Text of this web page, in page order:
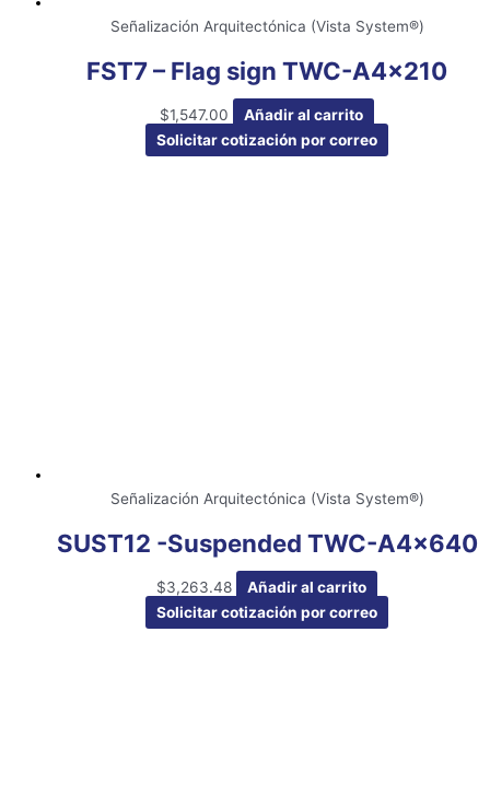
Señalización Arquitectónica (Vista System®)
FST7 – Flag sign TWC-A4x210
$1,547.00
Añadir al carrito
Solicitar cotización por correo
Señalización Arquitectónica (Vista System®)
SUST12 -Suspended TWC-A4x640
$3,263.48
Añadir al carrito
Solicitar cotización por correo